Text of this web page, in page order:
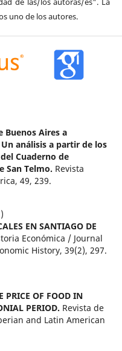
uno de los autores.
Buenos Aires a
análisis a partir de los
Cuaderno de
San Telmo. Revista
49, 239.
EN SANTIAGO DE
Económica / Journal
History, 39(2), 297.
PRICE OF FOOD IN
PERIOD. Revista de
and Latin American